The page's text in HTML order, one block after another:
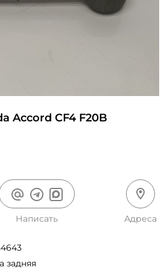
Accord CF4 F20B
Написать Адреса
задняя